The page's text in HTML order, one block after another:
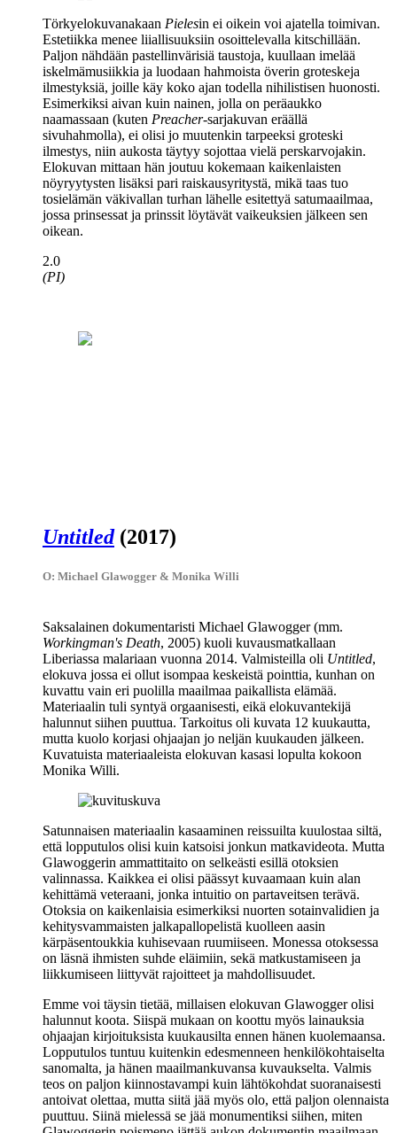
Törkyelokuvanakaan Pielesin ei oikein voi ajatella toimivan.
Estetiikka menee liiallisuuksiin osoittelevalla kitschillään.
Paljon nähdään pastellinvärisiä taustoja, kuullaan imelää
iskelmämusiikkia ja luodaan hahmoista överin groteskeja
ilmestyksiä, joille käy koko ajan todella nihilistisen huonosti.
Esimerkiksi aivan kuin nainen, jolla on peräaukko
naamassaan (kuten Preacher-sarjakuvan eräällä
sivuhahmolla), ei olisi jo muutenkin tarpeeksi groteski
ilmestys, niin aukosta täytyy sojottaa vielä perskarvojakin.
Elokuvan mittaan hän joutuu kokemaan kaikenlaisten
nöyryytysten lisäksi pari raiskausyritystä, mikä taas tuo
tosielämän väkivallan turhan lähelle esitettyä satumaailmaa,
jossa prinsessat ja prinssit löytävät vaikeuksien jälkeen sen
oikean.
2.0
(PI)
Untitled(2017)
O: Michael Glawogger & Monika Willi
Saksalainen dokumentaristi Michael Glawogger(mm.
Workingman's Death, 2005) kuoli kuvausmatkallaan
Liberiassa malariaan vuonna 2014. Valmisteilla oli Untitled,
elokuva jossa ei ollut isompaa keskeistä pointtia, kunhan on
kuvattu vain eri puolilla maailmaa paikallista elämää.
Materiaalin tuli syntyä orgaanisesti, eikä elokuvantekijä
halunnut siihen puuttua. Tarkoitus oli kuvata 12 kuukautta,
mutta kuolo korjasi ohjaajan jo neljän kuukauden jälkeen.
Kuvatuista materiaaleista elokuvan kasasi lopulta kokoon
Monika Willi.
Satunnaisen materiaalin kasaaminen reissuilta kuulostaa siltä,
että lopputulos olisi kuin katsoisi jonkun matkavideota. Mutta
Glawoggerin ammattitaito on selkeästi esillä otoksien
valinnassa. Kaikkea ei olisi päässyt kuvaamaan kuin alan
kehittämä veteraani, jonka intuitio on partaveitsen terävä.
Otoksia on kaikenlaisia esimerkiksi nuorten sotainvalidien ja
kehitysvammaisten jalkapallopelistä kuolleen aasin
kärpäsentoukkia kuhisevaan ruumiiseen. Monessa otoksessa
on läsnä ihmisten suhde eläimiin, sekä matkustamiseen ja
liikkumiseen liittyvät rajoitteet ja mahdollisuudet.
Emme voi täysin tietää, millaisen elokuvan Glawogger olisi
halunnut koota. Siispä mukaan on koottu myös lainauksia
ohjaajan kirjoituksista kuukausilta ennen hänen kuolemaansa.
Lopputulos tuntuu kuitenkin edesmenneen henkilökohtaiselta
sanomalta, ja hänen maailmankuvansa kuvaukselta. Valmis
teos on paljon kiinnostavampi kuin lähtökohdat suoranaisesti
antoivat olettaa, mutta siitä jää myös olo, että paljon olennaista
puuttuu. Siinä mielessä se jää monumentiksi siihen, miten